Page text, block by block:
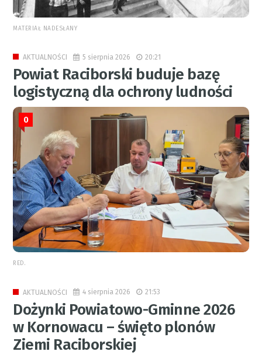
MATERIAŁ NADESŁANY
AKTUALNOŚCI 5 sierpnia 2026 20:21
Powiat Raciborski buduje bazę
logistyczną dla ochrony ludności
0
RED.
AKTUALNOŚCI 4 sierpnia 2026 21:53
Dożynki Powiatowo-Gminne 2026
w Kornowacu – święto plonów
Ziemi Raciborskiej